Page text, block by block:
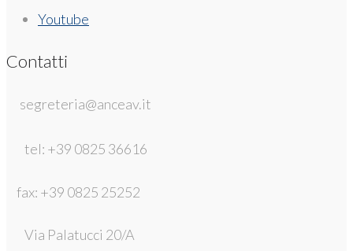
Youtube
Contatti
segreteria@anceav.it
tel: +39 0825 36616
fax: +39 0825 25252
Via Palatucci 20/A